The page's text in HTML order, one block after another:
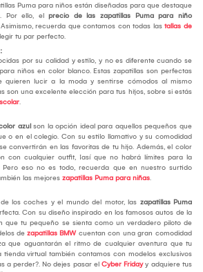
Puma para niños están diseñadas para que destaque
Por ello, el precio de las zapatillas Puma para niño
recuerda que contamos con todas las tallas de
tu par perfecto.
por su calidad y estilo, y no es diferente cuando se
niños en color blanco. Estas zapatillas son perfectas
quieren lucir a la moda y sentirse cómodos al mismo
son una excelente elección para tus hijos, sobre si estás
.
azul son la opción ideal para aquellos pequeños que
o en el colegio. Con su estilo llamativo y su comodidad
convertirán en las favoritas de tu hijo. Además, el color
con cualquier outfit, ¡así que no habrá límites para la
eso no es todo, recuerda que en nuestro surtido
las mejores zapatillas Puma para niñas.
los coches y el mundo del motor, las zapatillas Puma
Con su diseño inspirado en los famosos autos de la
que tu pequeño se sienta como un verdadero piloto de
de zapatillas BMWcuentan con una gran comodidad
que aguantarán el ritmo de cualquier aventura que tu
virtual también contamos con modelos exclusivos
a perder?. No dejes pasar el Cyber Fridayy adquiere tus